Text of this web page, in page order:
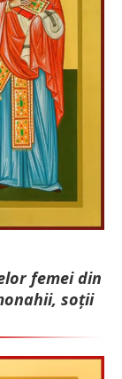
femei din
soții